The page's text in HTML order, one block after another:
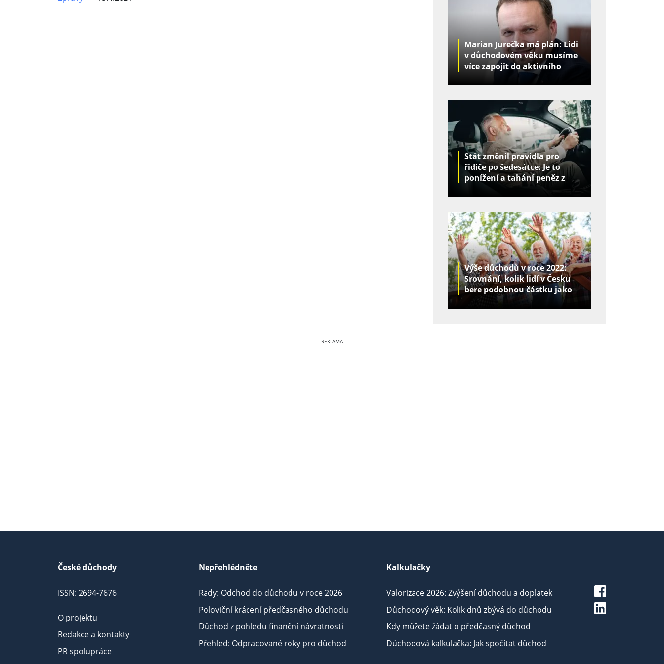
Marian Jurečka má plán: Lidi
v důchodovém věku musíme
více zapojit do aktivního
Stát změnil pravidla pro
řidiče po šedesátce: Je to
ponížení a tahání peněz z
Výše důchodů v roce 2022:
Srovnání, kolik lidí v Česku
bere podobnou částku jako
České důchody
ISSN: 2694-7676
O projektu
Redakce a kontakty
PR spolupráce
Nepřehlédněte
Rady: Odchod do důchodu v roce 2026
Poloviční krácení předčasného důchodu
Důchod z pohledu finanční návratnosti
Přehled: Odpracované roky pro důchod
Kalkulačky
Valorizace 2026: Zvýšení důchodu a doplatek
Důchodový věk: Kolik dnů zbývá do důchodu
Kdy můžete žádat o předčasný důchod
Důchodová kalkulačka: Jak spočítat důchod